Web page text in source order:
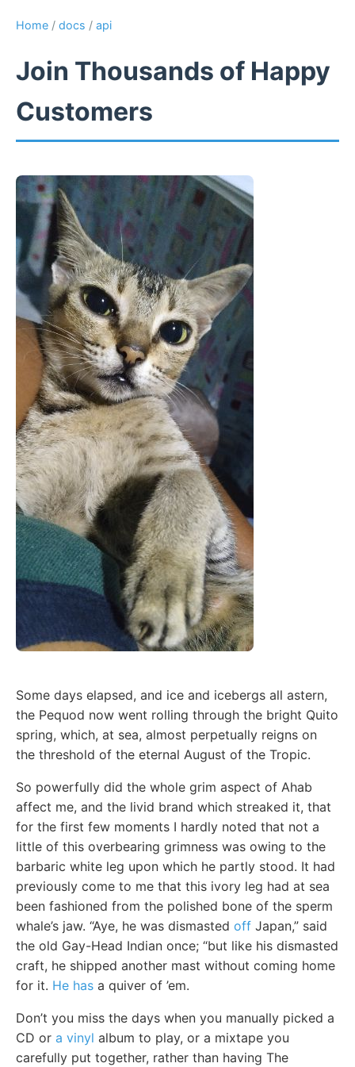
Home / docs / api
Join Thousands of Happy
Customers
Some days elapsed, and ice and icebergs all astern,
the Pequod now went rolling through the bright Quito
spring, which, at sea, almost perpetually reigns on
the threshold of the eternal August of the Tropic.
So powerfully did the whole grim aspect of Ahab
affect me, and the livid brand which streaked it, that
for the first few moments I hardly noted that not a
little of this overbearing grimness was owing to the
barbaric white leg upon which he partly stood. It had
previously come to me that this ivory leg had at sea
been fashioned from the polished bone of the sperm
whale’s jaw. “Aye, he was dismasted off Japan,” said
the old Gay-Head Indian once; “but like his dismasted
craft, he shipped another mast without coming home
for it. He has a quiver of ’em.
Don’t you miss the days when you manually picked a
CD or a vinyl album to play, or a mixtape you
carefully put together, rather than having The